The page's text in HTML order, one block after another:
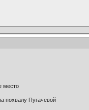
место
похвалу Пугачевой